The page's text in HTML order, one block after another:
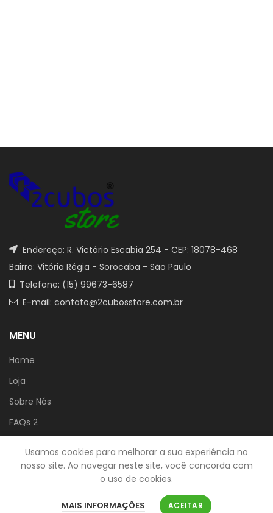
Endereço: R. Victório Escabia 254 - CEP: 18078-468
Bairro: Vitória Régia - Sorocaba - São Paulo
Telefone: (15) 99673-6587
E-mail: contato@2cubosstore.com.br
MENU
Home
Loja
Sobre Nós
FAQs 2
LINKS
Usamos cookies para melhorar a sua experiência no
nosso site. Ao navegar neste site, você concorda com
o uso de cookies.
MAIS INFORMAÇÕES ACEITAR